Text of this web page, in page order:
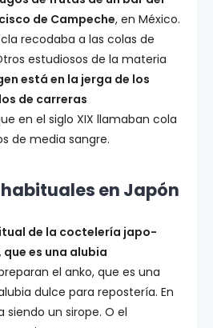
de Campeche, en México.
recodaba a las colas de
estudiosos de la materia
está en la jerga de los
de carreras
en el siglo XIX llamaban cola
de media sangre.
en Japón
de la coctelería japo-
es una alubia
el anko, que es una
dulce para repostería. En
un sirope. O el